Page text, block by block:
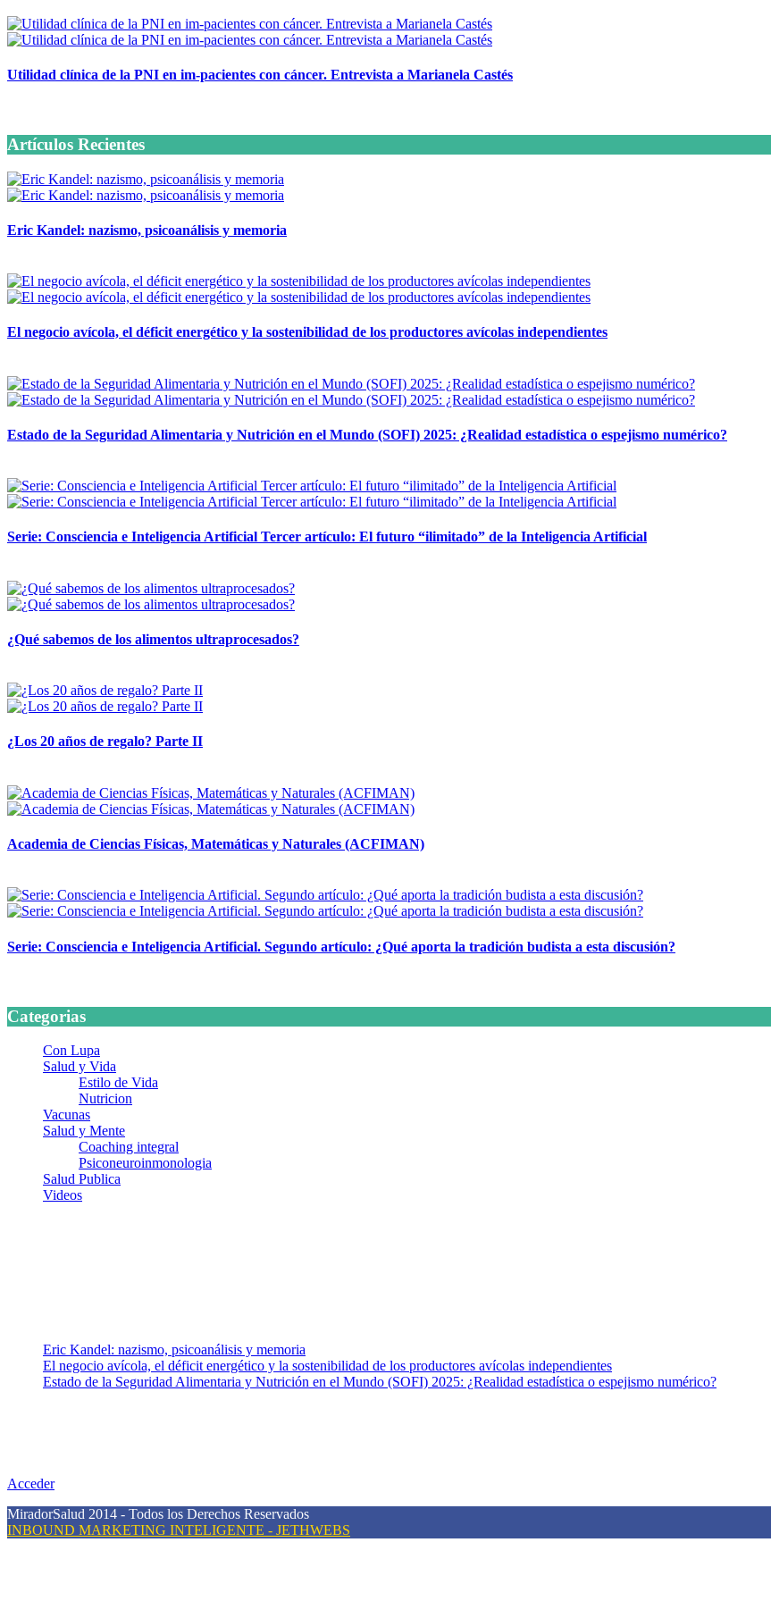
Utilidad clínica de la PNI en im-pacientes con cáncer. Entrevista a Marianela Castés
Artículos Recientes
Eric Kandel: nazismo, psicoanálisis y memoria
El negocio avícola, el déficit energético y la sostenibilidad de los productores avícolas independientes
Estado de la Seguridad Alimentaria y Nutrición en el Mundo (SOFI) 2025: ¿Realidad estadística o espejismo numérico?
Serie: Consciencia e Inteligencia Artificial Tercer artículo: El futuro “ilimitado” de la Inteligencia Artificial
¿Qué sabemos de los alimentos ultraprocesados?
¿Los 20 años de regalo? Parte II
Academia de Ciencias Físicas, Matemáticas y Naturales (ACFIMAN)
Serie: Consciencia e Inteligencia Artificial. Segundo artículo: ¿Qué aporta la tradición budista a esta discusión?
Categorias
Con Lupa
Salud y Vida
Estilo de Vida
Nutricion
Vacunas
Salud y Mente
Coaching integral
Psiconeuroinmonologia
Salud Publica
Videos
Eric Kandel: nazismo, psicoanálisis y memoria
El negocio avícola, el déficit energético y la sostenibilidad de los productores avícolas independientes
Estado de la Seguridad Alimentaria y Nutrición en el Mundo (SOFI) 2025: ¿Realidad estadística o espejismo numérico?
Acceder
MiradorSalud 2014 - Todos los Derechos Reservados
INBOUND MARKETING INTELIGENTE - JETHWEBS